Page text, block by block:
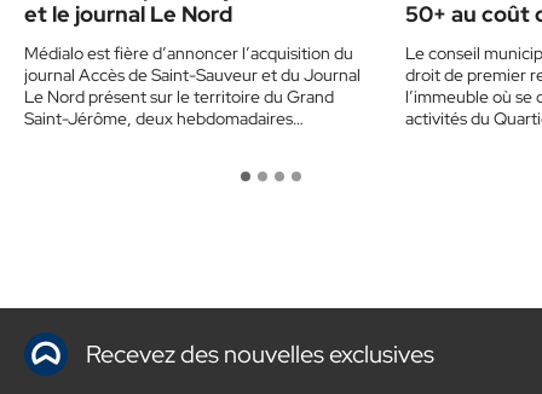
et le journal Le Nord
Médialo est fière d’annoncer l’acquisition du
journal Accès de Saint-Sauveur et du Journal
Le Nord présent sur le territoire du Grand
Saint-Jérôme, deux hebdomadaires
50+ au coût
Le conseil
droit de premier
l’immeuble où
activités du
Recevez des nouvelles exclusives